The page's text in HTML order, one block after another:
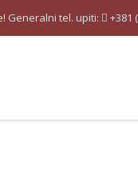
Generalni tel. upiti: +381